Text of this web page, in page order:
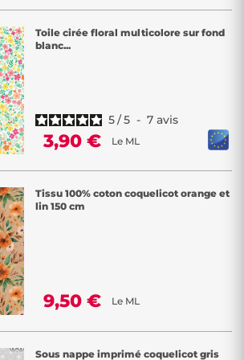
Toile cirée floral multicolore sur fond
blanc...
5/5 - 7 avis
3,90 € Le ML
Tissu 100% coton coquelicot orange et
lin 150 cm
9,50 € Le ML
Sous nappe imprimé coquelicot gris